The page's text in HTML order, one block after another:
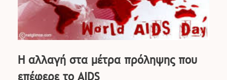
Η αλλαγή στα μέτρα πρόληψης που
επέφερε το AIDS